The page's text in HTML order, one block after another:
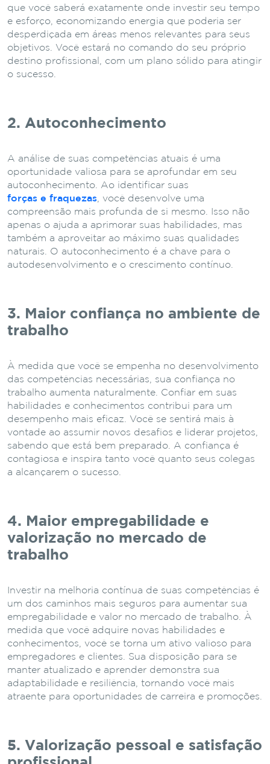
que você saberá exatamente onde investir seu tempo
e esforço, economizando energia que poderia ser
desperdiçada em áreas menos relevantes para seus
objetivos. Você estará no comando do seu próprio
destino profissional, com um plano sólido para atingir
o sucesso.
2. Autoconhecimento
A análise de suas competências atuais é uma
oportunidade valiosa para se aprofundar em seu
autoconhecimento. Ao identificar suas
forças e fraquezas , você desenvolve uma
compreensão mais profunda de si mesmo. Isso não
apenas o ajuda a aprimorar suas habilidades, mas
também a aproveitar ao máximo suas qualidades
naturais. O autoconhecimento é a chave para o
autodesenvolvimento e o crescimento contínuo.
3. Maior confiança no ambiente de
trabalho
À medida que você se empenha no desenvolvimento
das competências necessárias, sua confiança no
trabalho aumenta naturalmente. Confiar em suas
habilidades e conhecimentos contribui para um
desempenho mais eficaz. Você se sentirá mais à
vontade ao assumir novos desafios e liderar projetos,
sabendo que está bem preparado. A confiança é
contagiosa e inspira tanto você quanto seus colegas
a alcançarem o sucesso.
4. Maior empregabilidade e
valorização no mercado de
trabalho
Investir na melhoria contínua de suas competências é
um dos caminhos mais seguros para aumentar sua
empregabilidade e valor no mercado de trabalho. À
medida que você adquire novas habilidades e
conhecimentos, você se torna um ativo valioso para
empregadores e clientes. Sua disposição para se
manter atualizado e aprender demonstra sua
adaptabilidade e resiliência, tornando você mais
atraente para oportunidades de carreira e promoções.
5. Valorização pessoal e satisfação